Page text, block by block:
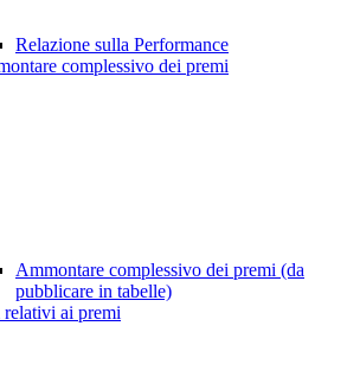
Relazione sulla Performance
complessivo dei premi
Ammontare complessivo dei premi (da
pubblicare in tabelle)
ai premi